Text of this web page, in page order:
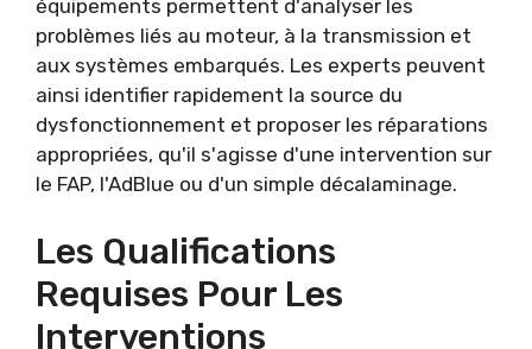
équipements permettent d'analyser les
problèmes liés au moteur, à la transmission et
aux systèmes embarqués. Les experts peuvent
ainsi identifier rapidement la source du
dysfonctionnement et proposer les réparations
appropriées, qu'il s'agisse d'une intervention sur
le FAP, l'AdBlue ou d'un simple décalaminage.
Les Qualifications
Requises Pour Les
Interventions